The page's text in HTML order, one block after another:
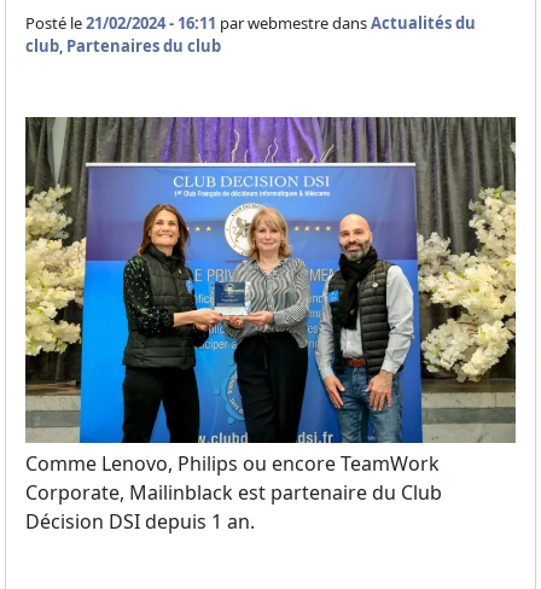
Posté le21/02/2024 - 16:11 parwebmestre dansActualités du
club Partenaires du club
Comme Lenovo, Philips ou encore TeamWork
Corporate, Mailinblack est partenaire du Club
Décision DSI depuis 1 an.